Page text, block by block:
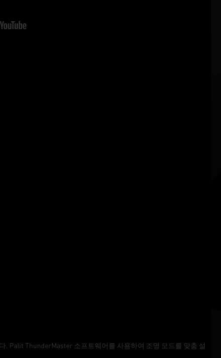
. Palit ThunderMaster 소프트웨어를 사용하여 조명 모드를 맞춤 설